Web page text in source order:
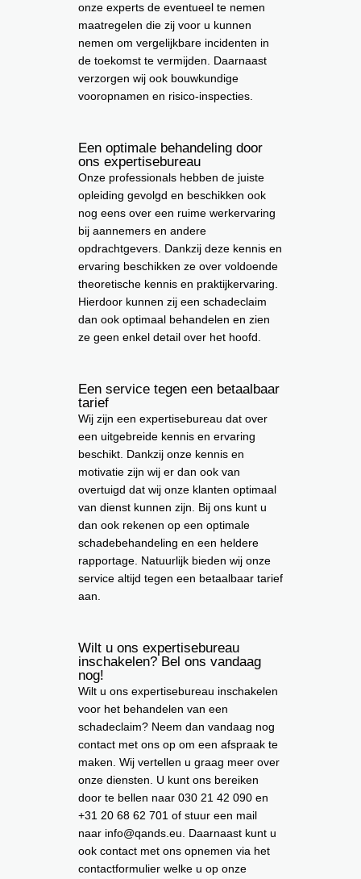
onze experts de eventueel te nemen
maatregelen die zij voor u kunnen
nemen om vergelijkbare incidenten in
de toekomst te vermijden. Daarnaast
verzorgen wij ook bouwkundige
vooropnamen en risico-inspecties.
Een optimale behandeling door
ons expertisebureau
Onze professionals hebben de juiste
opleiding gevolgd en beschikken ook
nog eens over een ruime werkervaring
bij aannemers en andere
opdrachtgevers. Dankzij deze kennis en
ervaring beschikken ze over voldoende
theoretische kennis en praktijkervaring.
Hierdoor kunnen zij een schadeclaim
dan ook optimaal behandelen en zien
ze geen enkel detail over het hoofd.
Een service tegen een betaalbaar
tarief
Wij zijn een expertisebureau dat over
een uitgebreide kennis en ervaring
beschikt. Dankzij onze kennis en
motivatie zijn wij er dan ook van
overtuigd dat wij onze klanten optimaal
van dienst kunnen zijn. Bij ons kunt u
dan ook rekenen op een optimale
schadebehandeling en een heldere
rapportage. Natuurlijk bieden wij onze
service altijd tegen een betaalbaar tarief
aan.
Wilt u ons expertisebureau
inschakelen? Bel ons vandaag
nog!
Wilt u ons expertisebureau inschakelen
voor het behandelen van een
schadeclaim? Neem dan vandaag nog
contact met ons op om een afspraak te
maken. Wij vertellen u graag meer over
onze diensten. U kunt ons bereiken
door te bellen naar 030 21 42 090 en
+31 20 68 62 701 of stuur een mail
naar info@qands.eu. Daarnaast kunt u
ook contact met ons opnemen via het
contactformulier welke u op onze